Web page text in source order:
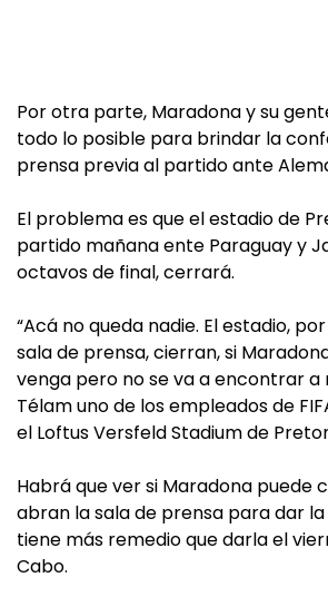
Por otra parte, Maradona y su
todo lo posible para brindar la
prensa previa al partido ante
El problema es que el estadio de
partido mañana ente Paraguay y
octavos de final, cerrará.
“Acá no queda nadie. El estadio,
sala de prensa, cierran, si
venga pero no se va a encontrar a
Télam uno de los empleados de
el Loftus Versfeld Stadium de
Habrá que ver si Maradona puede
abran la sala de prensa para dar
tiene más remedio que darla el
Cabo.